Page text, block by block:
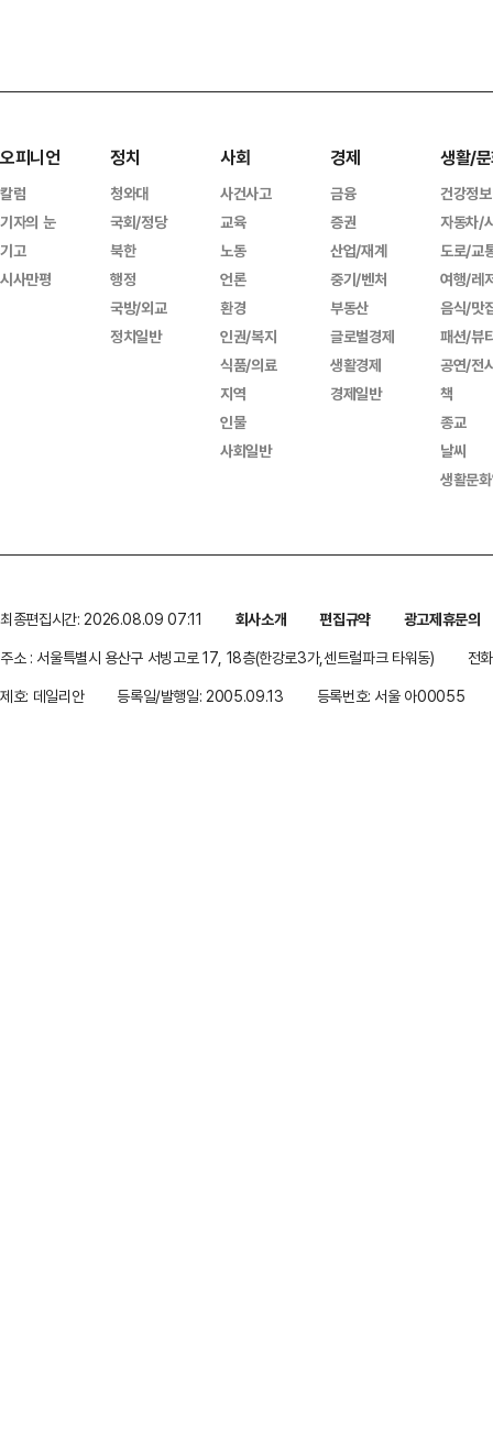
오피니언
칼럼
기자의 눈
기고
시사만평
정치
청와대
국회/정당
북한
행정
국방/외교
정치일반
사회
사건사고
교육
노동
언론
환경
인권/복지
식품/의료
지역
인물
사회일반
경제
금융
증권
산업/재계
중기/벤처
부동산
글로벌경제
생활경제
경제일반
생활/
건강정보
자동차/
도로/교
여행/레
음식/맛
패션/뷰
공연/전
책
종교
날씨
생활문
최종편집시간: 2026.08.09 07:11 회사소개 편집규약
광고제휴문의
주소 : 서울특별시 용산구 서빙고로 17, 18층(한강로3가,센트럴파크 타워동)
전
제호: 데일리안
등록일/발행일: 2005.09.13 등록번호: 서울 아00055